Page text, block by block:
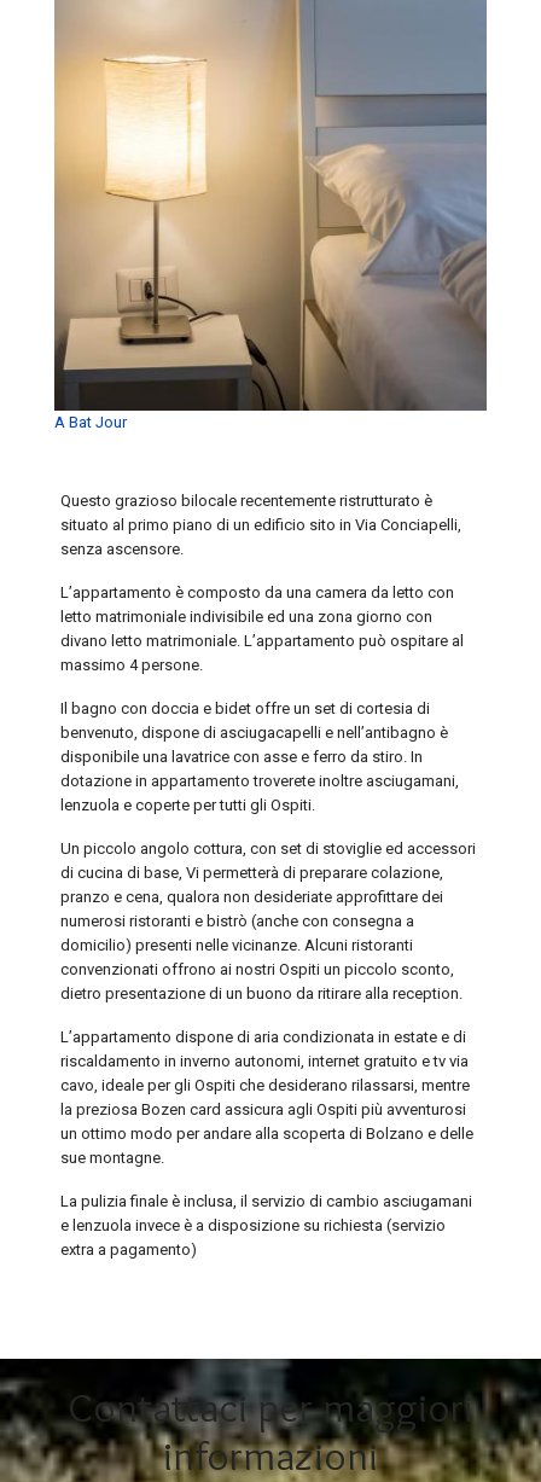
A Bat Jour
Questo grazioso bilocale recentemente ristrutturato è
situato al primo piano di un edificio sito in Via Conciapelli,
senza ascensore.
L’appartamento è composto da una camera da letto con
letto matrimoniale indivisibile ed una zona giorno con
divano letto matrimoniale. L’appartamento può ospitare al
massimo 4 persone.
Il bagno con doccia e bidet offre un set di cortesia di
benvenuto, dispone di asciugacapelli e nell’antibagno è
disponibile una lavatrice con asse e ferro da stiro. In
dotazione in appartamento troverete inoltre asciugamani,
lenzuola e coperte per tutti gli Ospiti.
Un piccolo angolo cottura, con set di stoviglie ed accessori
di cucina di base, Vi permetterà di preparare colazione,
pranzo e cena, qualora non desideriate approfittare dei
numerosi ristoranti e bistrò (anche con consegna a
domicilio) presenti nelle vicinanze. Alcuni ristoranti
convenzionati offrono ai nostri Ospiti un piccolo sconto,
dietro presentazione di un buono da ritirare alla reception.
L’appartamento dispone di aria condizionata in estate e di
riscaldamento in inverno autonomi, internet gratuito e tv via
cavo, ideale per gli Ospiti che desiderano rilassarsi, mentre
la preziosa Bozen card assicura agli Ospiti più avventurosi
un ottimo modo per andare alla scoperta di Bolzano e delle
sue montagne.
La pulizia finale è inclusa, il servizio di cambio asciugamani
e lenzuola invece è a disposizione su richiesta (servizio
extra a pagamento)
Contattaci per maggiori
informazioni